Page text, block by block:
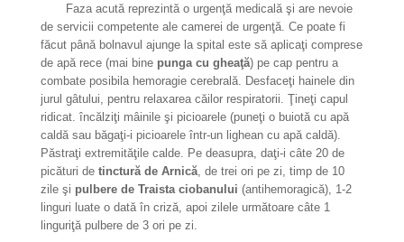
Faza acută reprezintă o urgenţă medicală şi are nevoie
de servicii competente ale camerei de urgenţă. Ce poate fi
făcut până bolnavul ajunge la spital este să aplicaţi comprese
de apă rece (mai bine punga cu gheaţă) pe cap pentru a
combate posibila hemoragie cerebrală. Desfaceţi hainele din
jurul gâtului, pentru relaxarea căilor respiratorii. Ţineţi capul
ridicat. încălziţi mâinile şi picioarele (puneţi o buiotă cu apă
caldă sau băgaţi-i picioarele într-un lighean cu apă caldă).
Păstraţi extremităţile calde. Pe deasupra, daţi-i câte 20 de
picături de tinctură de Arnică , de trei ori pe zi, timp de 10
zile şi pulbere de Traista ciobanului (antihemoragică), 1-2
linguri luate o dată în criză, apoi zilele următoare câte 1
linguriţă pulbere de 3 ori pe zi.